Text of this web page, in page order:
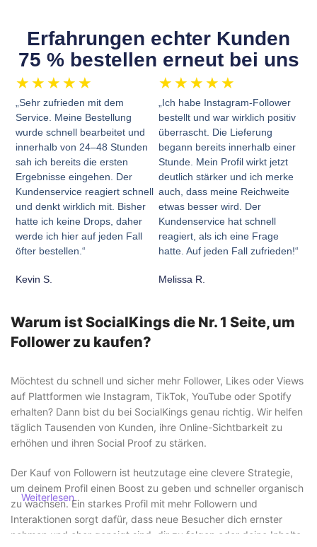
Erfahrungen echter Kunden
75 % bestellen erneut bei uns
★ ★ ★ ★ ★
„Sehr zufrieden mit dem
Service. Meine Bestellung
wurde schnell bearbeitet und
innerhalb von 24–48 Stunden
sah ich bereits die ersten
Ergebnisse eingehen. Der
Kundenservice reagiert schnell
und denkt wirklich mit. Bisher
hatte ich keine Drops, daher
werde ich hier auf jeden Fall
öfter bestellen.“
Kevin S.
★ ★ ★ ★ ★
„Ich habe Instagram-Follower
bestellt und war wirklich positiv
überrascht. Die Lieferung
begann bereits innerhalb einer
Stunde. Mein Profil wirkt jetzt
deutlich stärker und ich merke
auch, dass meine Reichweite
etwas besser wird. Der
Kundenservice hat schnell
reagiert, als ich eine Frage
hatte. Auf jeden Fall zufrieden!“
Melissa R.
Warum ist SocialKings die Nr. 1 Seite, um
Follower zu kaufen?
Möchtest du schnell und sicher mehr Follower, Likes oder Views
auf Plattformen wie Instagram, TikTok, YouTube oder Spotify
erhalten? Dann bist du bei SocialKings genau richtig. Wir helfen
täglich Tausenden von Kunden, ihre Online-Sichtbarkeit zu
erhöhen und ihren Social Proof zu stärken.
Der Kauf von Followern ist heutzutage eine clevere Strategie,
um deinem Profil einen Boost zu geben und schneller organisch
zu wachsen. Ein starkes Profil mit mehr Followern und
Interaktionen sorgt dafür, dass neue Besucher dich ernster
nehmen und eher geneigt sind, dir zu folgen oder deine Inhalte
Weiterlesen